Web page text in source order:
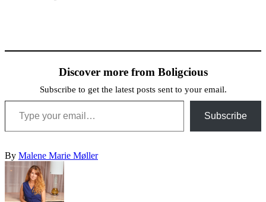
Discover more from Boligcious
Subscribe to get the latest posts sent to your email.
Type your email…
Subscribe
By Malene Marie Møller